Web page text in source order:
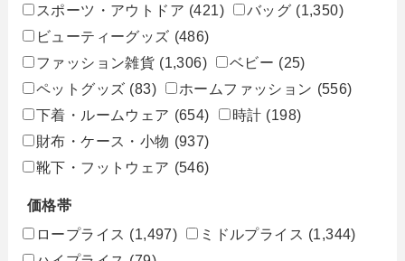
スポーツ・アウトドア (421) バッグ (1,350)
ビューティーグッズ (486)
ファッション雑貨 (1,306) ベビー (25)
ペットグッズ (83) ホームファッション (556)
下着・ルームウェア (654) 時計 (198)
財布・ケース・小物 (937)
靴下・フットウェア (546)
価格帯
ロープライス (1,497) ミドルプライス (1,344)